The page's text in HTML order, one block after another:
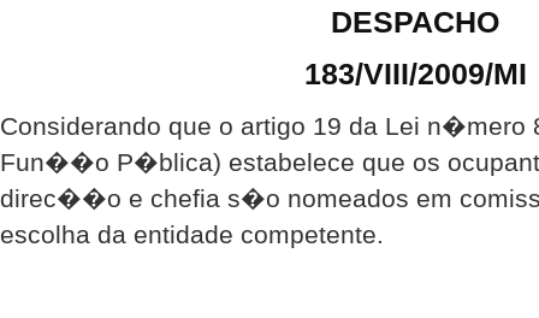
DESPACHO
183/VIII/2009/MI
Considerando que o artigo 19 da Lei n�mero
Fun��o P�blica) estabelece que os
direc��o e chefia s�o nomeados em
escolha da entidade competente.